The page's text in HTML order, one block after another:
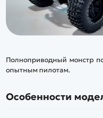
Полноприводный монстр
опытным пилотам.
Особенности